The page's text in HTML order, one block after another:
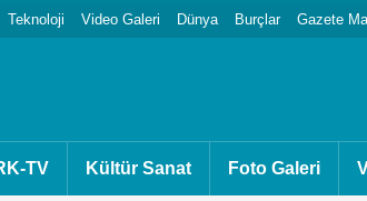
Teknoloji Video Galeri Dünya Burçlar Gazete
TV Kültür Sanat Foto Galeri